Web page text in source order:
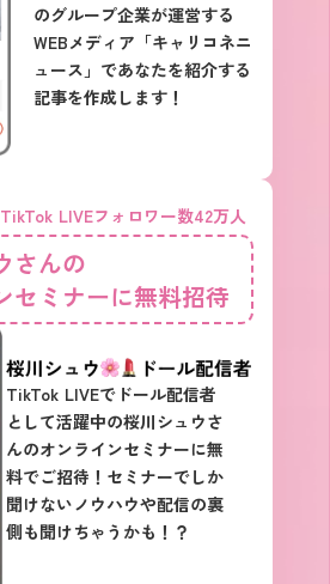
のグループ企業が運営する
WEBメディア「キャリコネニ
ュース」であなたを紹介する
記事を作成します！
TikTok LIVEフォロワー数42万人
さんの
セミナーに無料招待
TikTok LIVEでドール配信者
として活躍中の桜川シュウさ
んのオンラインセミナーに無
料でご招待！セミナーでしか
聞けないノウハウや配信の裏
側も聞けちゃうかも！？